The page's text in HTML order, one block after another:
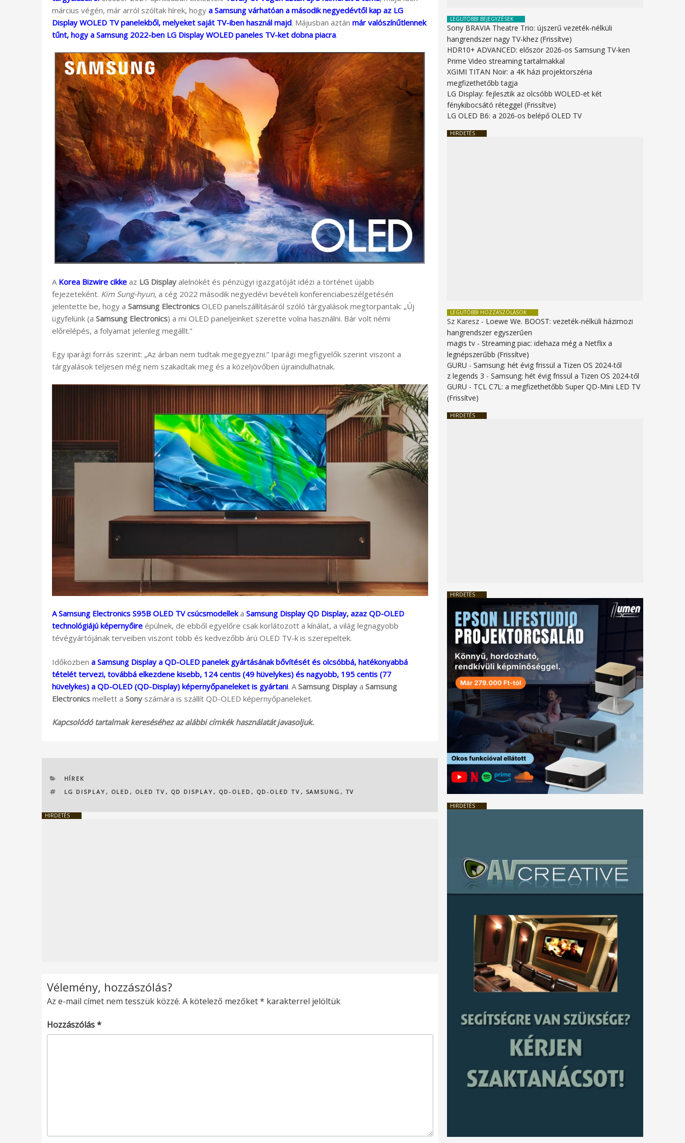
március végén, már arról szóltak hírek, hogy a Samsung várhatóan a második negyedévtől kap az LG
Display WOLED TV panelekből, melyeket saját TV-iben használ majd. Májusban aztán már valószínűtlennek
tűnt, hogy a Samsung 2022-ben LG Display WOLED paneles TV-ket dobna piacra.
A Korea Bizwire cikke az LG Display alelnökét és pénzügyi igazgatóját idézi a történet újabb
fejezeteként. Kim Sung-hyun, a cég 2022 második negyedévi bevételi konferenciabeszélgetésén
jelentette be, hogy a Samsung Electronics OLED panelszállításáról szóló tárgyalások megtorpantak: „Új
ügyfelünk (a Samsung Electronics) a mi OLED paneljeinket szerette volna használni. Bár volt némi
előrelépés, a folyamat jelenleg megállt.”
Egy iparági forrás szerint: „Az árban nem tudtak megegyezni.” Iparági megfigyelők szerint viszont a
tárgyalások teljesen még nem szakadtak meg és a közeljövőben újraindulhatnak.
A Samsung Electronics S95B OLED TV csúcsmodelleka Samsung Display QD Display, azaz QD-OLED
technológiájú képernyőire épülnek, de ebből egyelőre csak korlátozott a kínálat, a világ legnagyobb
tévégyártójának terveiben viszont több és kedvezőbb árú OLED TV-k is szerepeltek.
Időközben a Samsung Display a QD-OLED panelek gyártásának bővítését és olcsóbbá, hatékonyabbá
tételét tervezi, továbbá elkezdene kisebb, 124 centis (49 hüvelykes) és nagyobb, 195 centis (77
hüvelykes) a QD-OLED (QD-Display) képernyőpaneleket is gyártani. A Samsung Display a Samsung
Electronics mellett a Sony számára is szállít QD-OLED képernyőpaneleket.
Kapcsolódó tartalmak kereséséhez az alábbi címkék használatát javasoljuk.
KATEGÓRIÁK
HÍREK
CÍMKÉK
LG DISPLAY , OLED , OLED TV , QD DISPLAY , QD-OLED , QD-OLED TV , SAMSUNG , TV
HIRDETÉS
Vélemény, hozzászólás?
Az e-mail címet nem tesszük közzé. A kötelező mezőket* karakterrel jelöltük
Hozzászólás*
LEGUTÓBBI BEJEGYZÉSEK
Sony BRAVIA Theatre Trio: újszerű vezeték-nélküli
hangrendszer nagy TV-khez (Frissítve)
HDR10+ ADVANCED: először 2026-os Samsung TV-ken
Prime Video streaming tartalmakkal
XGIMI TITAN Noir: a 4K házi projektorszéria
megfizethetőbb tagja
LG Display: fejlesztik az olcsóbb WOLED-et két
fénykibocsátó réteggel (Frissítve)
LG OLED B6: a 2026-os belépő OLED TV
HIRDETÉS
LEGUTÓBBI HOZZÁSZÓLÁSOK
Sz Karesz - Loewe We. BOOST: vezeték-nélküli házimozi
hangrendszer egyszerűen
magis tv -Streaming piac: idehaza még a Netflix a
legnépszerűbb (Frissítve)
GURU -Samsung: hét évig frissül a Tizen OS 2024-től
z legends 3 -Samsung: hét évig frissül a Tizen OS 2024-től
GURU - TCL C7L: a megfizethetőbb Super QD-Mini LED TV
(Frissítve)
HIRDETÉS
HIRDETÉS
HIRDETÉS